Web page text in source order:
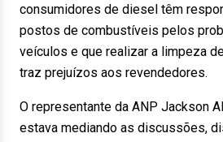
consumidores de diesel têm
postos de combustíveis pelos
veículos e que realizar a limpeza
traz prejuízos aos revendedores.
O representante da ANP Jackson
estava mediando as discussões,